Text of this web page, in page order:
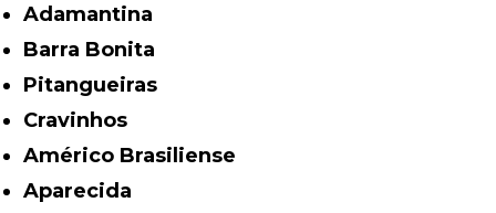
Adamantina
Barra Bonita
Pitangueiras
Cravinhos
Américo Brasiliense
Aparecida